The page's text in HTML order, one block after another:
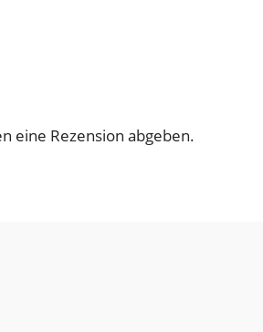
eine Rezension abgeben.